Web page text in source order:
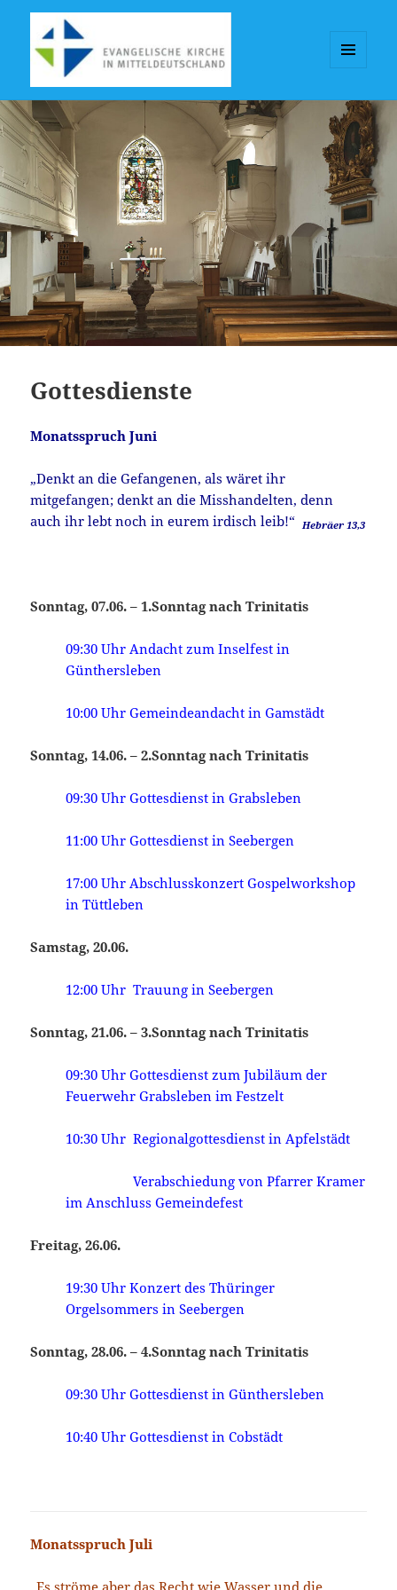
KGV-Seebergen
WIDGETS
Gottesdienste
Monatsspruch Juni
„Denkt an die Gefangenen, als wäret ihr
mitgefangen; denkt an die Misshandelten, denn
auch ihr lebt noch in eurem irdisch leib!“ Hebräer 13,3
Sonntag, 07.06. – 1.Sonntag nach Trinitatis
09:30 Uhr Andacht zum Inselfest in
Günthersleben
10:00 Uhr Gemeindeandacht in Gamstädt
Sonntag, 14.06. – 2.Sonntag nach Trinitatis
09:30 Uhr Gottesdienst in Grabsleben
11:00 Uhr Gottesdienst in Seebergen
17:00 Uhr Abschlusskonzert Gospelworkshop
in Tüttleben
Samstag, 20.06.
12:00 Uhr Trauung in Seebergen
Sonntag, 21.06. – 3.Sonntag nach Trinitatis
09:30 Uhr Gottesdienst zum Jubiläum der
Feuerwehr Grabsleben im Festzelt
10:30 Uhr Regionalgottesdienst in Apfelstädt
Verabschiedung von Pfarrer Kramer
im Anschluss Gemeindefest
Freitag, 26.06.
19:30 Uhr Konzert des Thüringer
Orgelsommers in Seebergen
Sonntag, 28.06. – 4.Sonntag nach Trinitatis
09:30 Uhr Gottesdienst in Günthersleben
10:40 Uhr Gottesdienst in Cobstädt
Monatsspruch Juli
„Es ströme aber das Recht wie Wasser und die